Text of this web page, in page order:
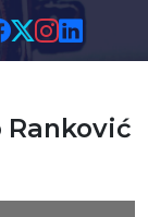
Ranković